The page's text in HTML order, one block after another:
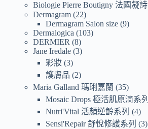
Biologie Pierre Boutigny 法國凝詩
Dermagram 22
Dermagram Salon size 9
Dermalogica
103
DERMIER
8
Jane Iredale 3
彩妝 3
護膚品
2
Maria Galland 瑪琍嘉蘭 35
Mosaic Drops 極活肌原滴系列
Nutri'Vital 活顏逆齡系列
4
Sensi'Repair 舒悅修護系列
3